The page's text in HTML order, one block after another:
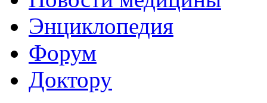
Энциклопедия
Форум
Доктору